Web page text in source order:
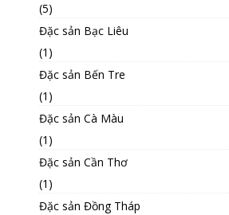
(5)
Đặc sản Bạc Liêu
(1)
Đặc sản Bến Tre
(1)
Đặc sản Cà Màu
(1)
Đặc sản Cần Thơ
(1)
Đặc sản Đồng Tháp